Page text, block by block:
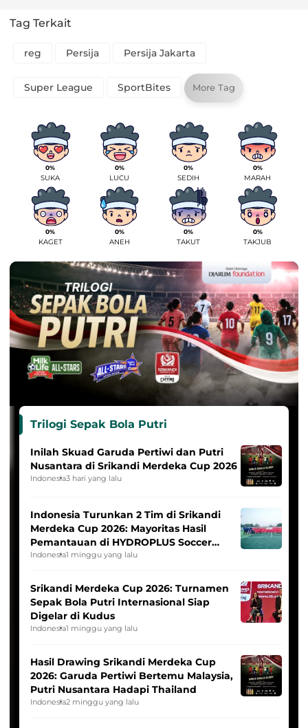
Tag Terkait
reg Persija Persija Jakarta
Super League SportBites More Tag
0%
SUKA
0%
LUCU
0%
SEDIH
0%
MARAH
0%
KAGET
0%
ANEH
0%
TAKUT
0%
TAKJUB
Trilogi Sepak Bola Putri
Inilah Skuad Garuda Pertiwi dan Putri
Nusantara di Srikandi Merdeka Cup 2026
Indonesia3 hari yang lalu
Indonesia Turunkan 2 Tim di Srikandi
Merdeka Cup 2026: Mayoritas Hasil
Pemantauan di HYDROPLUS Soccer
League
Indonesia1 minggu yang lalu
Srikandi Merdeka Cup 2026: Turnamen
Sepak Bola Putri Internasional Siap
Digelar di Kudus
Indonesia1 minggu yang lalu
Hasil Drawing Srikandi Merdeka Cup
2026: Garuda Pertiwi Bertemu Malaysia,
Putri Nusantara Hadapi Thailand
Indonesia2 minggu yang lalu